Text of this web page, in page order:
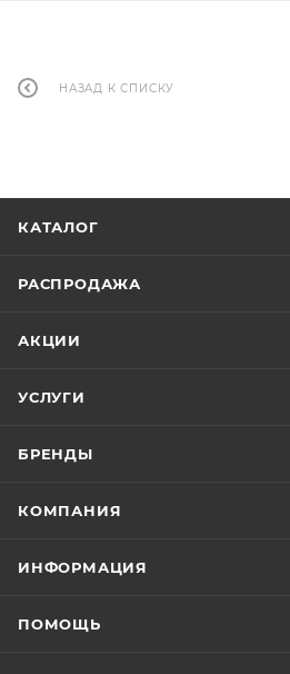
НАЗАД К СПИСКУ
КАТАЛОГ
РАСПРОДАЖА
АКЦИИ
УСЛУГИ
БРЕНДЫ
КОМПАНИЯ
ИНФОРМАЦИЯ
ПОМОЩЬ